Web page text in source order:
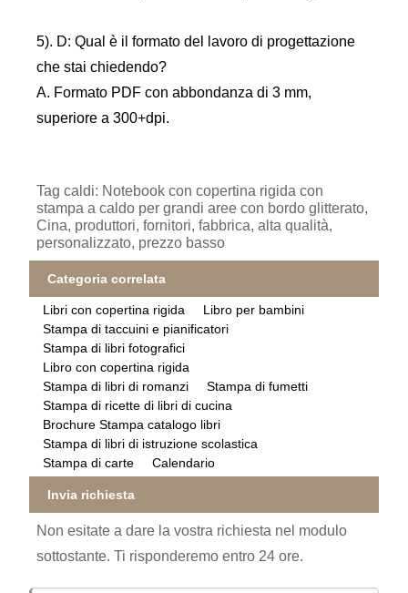
5). D: Qual è il formato del lavoro di progettazione
che stai chiedendo?
A. Formato PDF con abbondanza di 3 mm,
superiore a 300+dpi.
Tag caldi: Notebook con copertina rigida con
stampa a caldo per grandi aree con bordo glitterato,
Cina, produttori, fornitori, fabbrica, alta qualità,
personalizzato, prezzo basso
Categoria correlata
Libri con copertina rigida
Libro per bambini
Stampa di taccuini e pianificatori
Stampa di libri fotografici
Libro con copertina rigida
Stampa di libri di romanzi
Stampa di fumetti
Stampa di ricette di libri di cucina
Brochure Stampa catalogo libri
Stampa di libri di istruzione scolastica
Stampa di carte
Calendario
Invia richiesta
Non esitate a dare la vostra richiesta nel modulo
sottostante. Ti risponderemo entro 24 ore.